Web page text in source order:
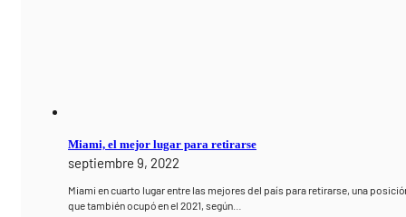
Miami, el mejor lugar para retirarse
septiembre 9, 2022
Miami en cuarto lugar entre las mejores del país para retirarse, una
que también ocupó en el 2021, según…